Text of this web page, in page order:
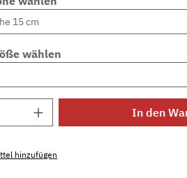
wählen
Anzahl: Gib den In den
hinzufügen